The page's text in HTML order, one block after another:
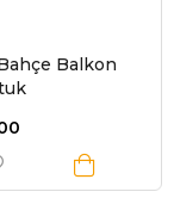
Balkon